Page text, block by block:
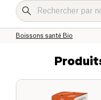
Boissons santé Bio
Superaliments et boissons
Accueil